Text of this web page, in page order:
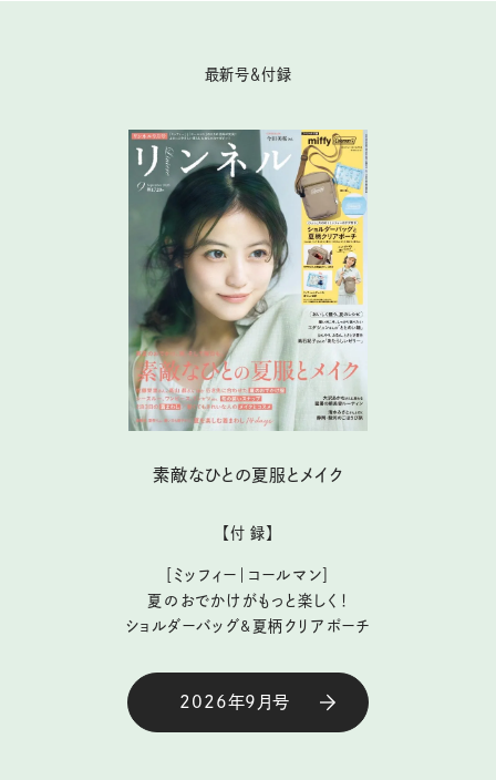
最新号＆付録
素敵なひとの夏服とメイク
【付 録】
［ミッフィー｜コールマン］
夏のおでかけがもっと楽しく！
ショルダーバッグ&夏柄クリアポーチ
2026年9月号